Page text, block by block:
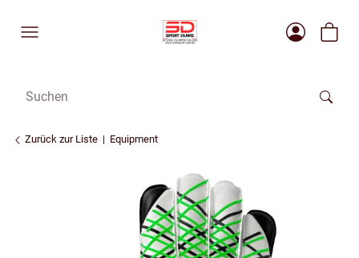
Zurück zur Liste Equipment